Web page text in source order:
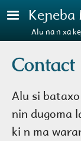
Aller auKeɲeba
Alu na n xa
Contact
Alu si
nin dugoma
ki n ma